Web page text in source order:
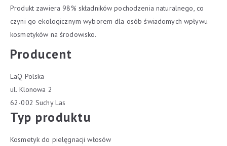
Produkt zawiera 98% składników pochodzenia naturalnego, co
czyni go ekologicznym wyborem dla osób świadomych wpływu
kosmetyków na środowisko.
Producent
LaQ Polska
ul. Klonowa 2
62-002 Suchy Las
Typ produktu
Kosmetyk do pielęgnacji włosów